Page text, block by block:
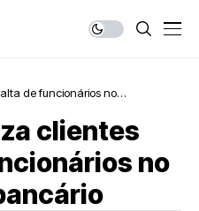
de funcionários no
clientes
no